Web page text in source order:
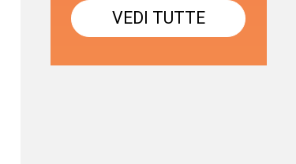
VEDI TUTTE